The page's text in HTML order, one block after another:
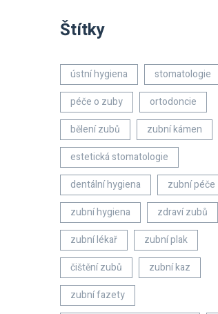
Štítky
ústní hygiena
stomatologie
péče o zuby
ortodoncie
bělení zubů
zubní kámen
estetická stomatologie
dentální hygiena
zubní péče
zubní hygiena
zdraví zubů
zubní lékař
zubní plak
čištění zubů
zubní kaz
zubní fazety